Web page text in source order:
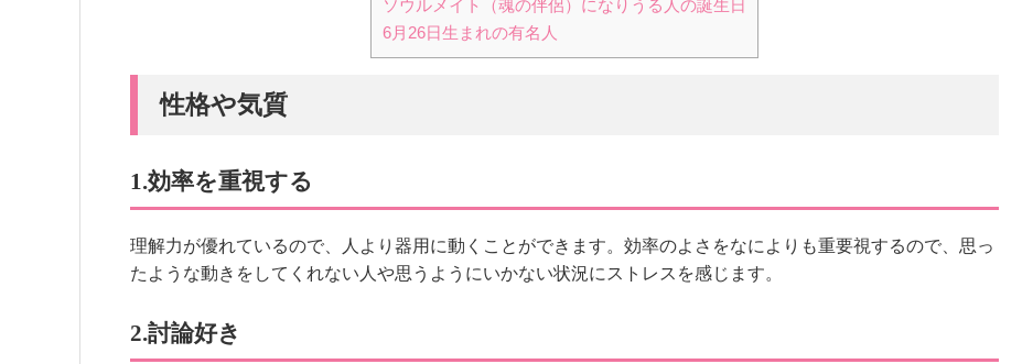
ソウルメイト（魂の伴侶）になりうる人の誕生日
6月26日生まれの有名人
性格や気質
1.効率を重視する
理解力が優れているので、人より器用に動くことができます。効率のよさをなによりも重要視するので、思っ
たような動きをしてくれない人や思うようにいかない状況にストレスを感じます。
2.討論好き